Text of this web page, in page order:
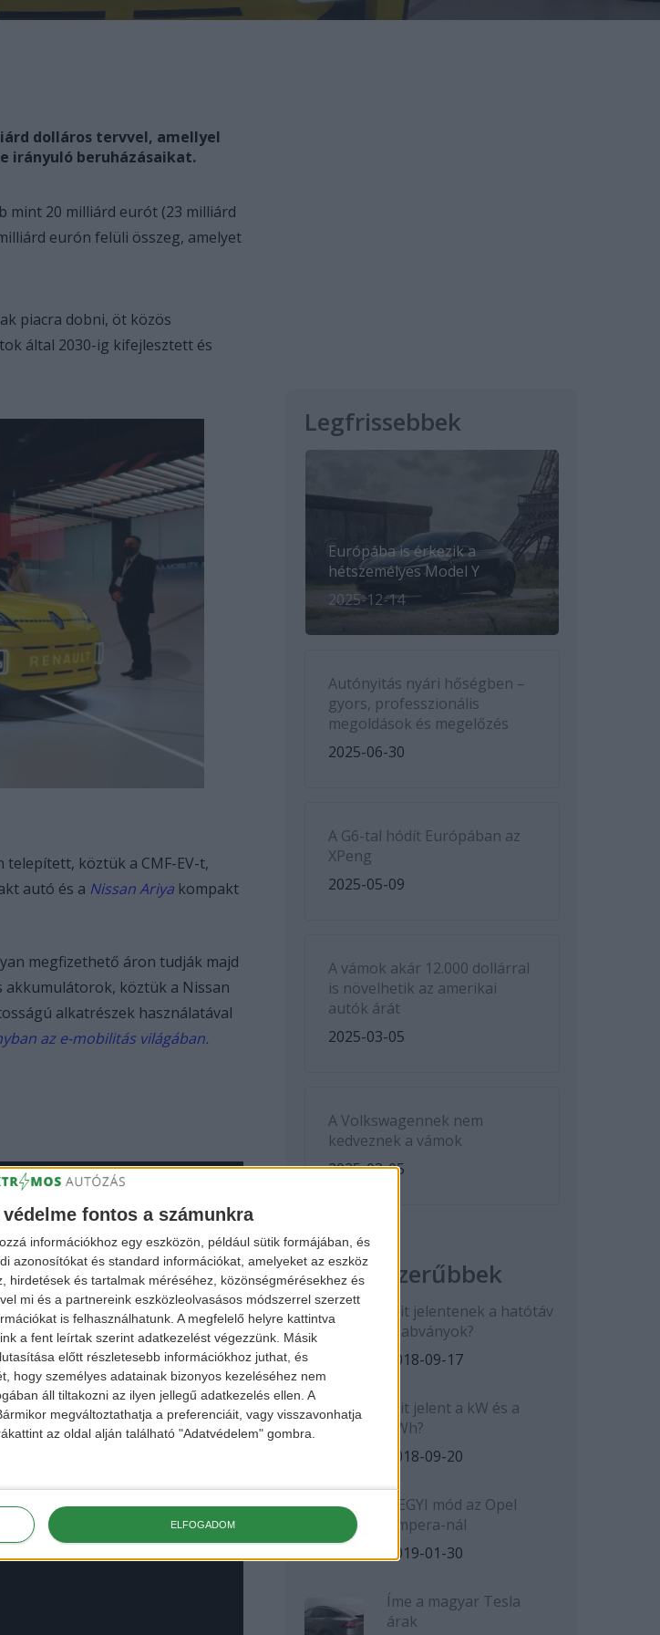
fontos a számunkra
információkhoz egy eszközön, például sütik formájában, és
azonosítókat és standard információkat, amelyeket az eszköz
hirdetések és tartalmak méréséhez, közönségmérésekhez és
mi és a partnereink eszközleolvasásos módszerrel szerzett
is felhasználhatunk. A megfelelő helyre kattintva
a fent leírtak szerint adatkezelést végezzünk. Másik
előtt részletesebb információkhoz juthat, és
hogy személyes adatainak bizonyos kezeléséhez nem
áll tiltakozni az ilyen jellegű adatkezelés ellen. A
megváltoztathatja a preferenciáit, vagy visszavonhatja
az oldal alján található "Adatvédelem" gombra.
ELFOGADOM
dolláros tervvel, amellyel
irányuló beruházásaikat.
20 milliárd eurót (23 milliárd
eurón felüli összeg, amelyet
piacra dobni, öt közös
által 2030-ig kifejlesztett és
köztük a CMF-EV-t,
autó és a Nissan Ariya kompakt
megfizethető áron tudják majd
köztük a Nissan
alkatrészek használatával
az e-mobilitás világában.
Legfrissebbek
Európába is érkezik a
hétszemélyes Model Y
2025-12-14
Autónyitás nyári hőségben –
gyors, professzionális
megoldások és megelőzés
2025-06-30
A G6-tal hódít Európában az
XPeng
2025-05-09
A vámok akár 12.000 dollárral
is növelhetik az amerikai
autók árát
2025-03-05
A Volkswagennek nem
kedveznek a vámok
2025-03-05
Legnépszerűbbek
Mit jelentenek a hatótáv
szabványok?
2018-09-17
Mit jelent a kW és a
kWh?
2018-09-20
HEGYI mód az Opel
Ampera-nál
2019-01-30
Íme a magyar Tesla
árak